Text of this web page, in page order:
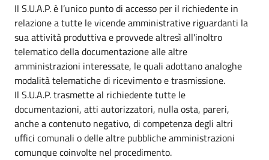
Il S.U.A.P. è l’unico punto di accesso per il richiedente in
relazione a tutte le vicende amministrative riguardanti la
sua attività produttiva e provvede altresì all'inoltro
telematico della documentazione alle altre
amministrazioni interessate, le quali adottano analoghe
modalità telematiche di ricevimento e trasmissione.
Il S.U.A.P. trasmette al richiedente tutte le
documentazioni, atti autorizzatori, nulla osta, pareri,
anche a contenuto negativo, di competenza degli altri
uffici comunali o delle altre pubbliche amministrazioni
comunque coinvolte nel procedimento.